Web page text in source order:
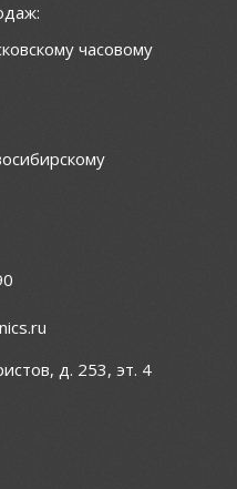
часовому
д. 253, эт. 4